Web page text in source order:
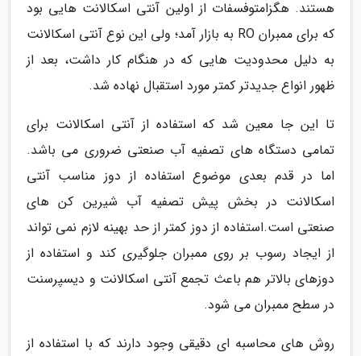
هستند. هگزامتوفسفات از اولین آنتی اسکالانت هایی بود
که برای ممبران RO به بازار آمد؛ ولی این نوع آنتی اسکالانت
به دلیل محدودیت هایی که در هنگام کار داشت، بعد از
ظهور انواع جدیدتر کمتر مورد استقبال نهاده شد.
تا این جا معین شد که استفاده از آنتی اسکالانت برای
تمامی دستگاه های تصفیه آب صنعتی ضروری می باشد.
اما در قدم بعدی موضوع استفاده از دوز مناسب آنتی
اسکالانت در بخش پیش تصفیه آب شیرین کن های
صنعتی است.استفاده از دوز کمتر از حد بهینه لازم نمی تواند
از ایجاد رسوب بر روی ممبران جلوگیری کند و استفاده از
دوزهای بالاتر هم باعث تجمع آنتی اسکالانت و دیسپرسنت
در سطح ممبران می شود.
روش های محاسبه ای دقیقی وجود دارند که با استفاده از